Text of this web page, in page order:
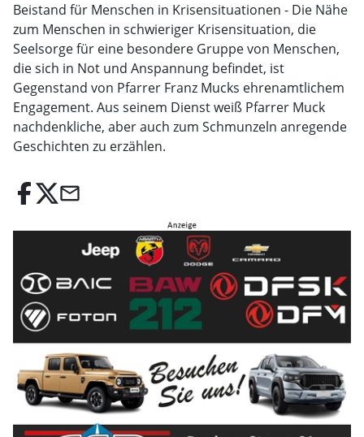
Beistand für Menschen in Krisensituationen - Die Nähe
zum Menschen in schwieriger Krisensituation, die
Seelsorge für eine besondere Gruppe von Menschen,
die sich in Not und Anspannung befindet, ist
Gegenstand von Pfarrer Franz Mucks ehrenamtlichem
Engagement. Aus seinem Dienst weiß Pfarrer Muck
nachdenkliche, aber auch zum Schmunzeln anregende
Geschichten zu erzählen.
email